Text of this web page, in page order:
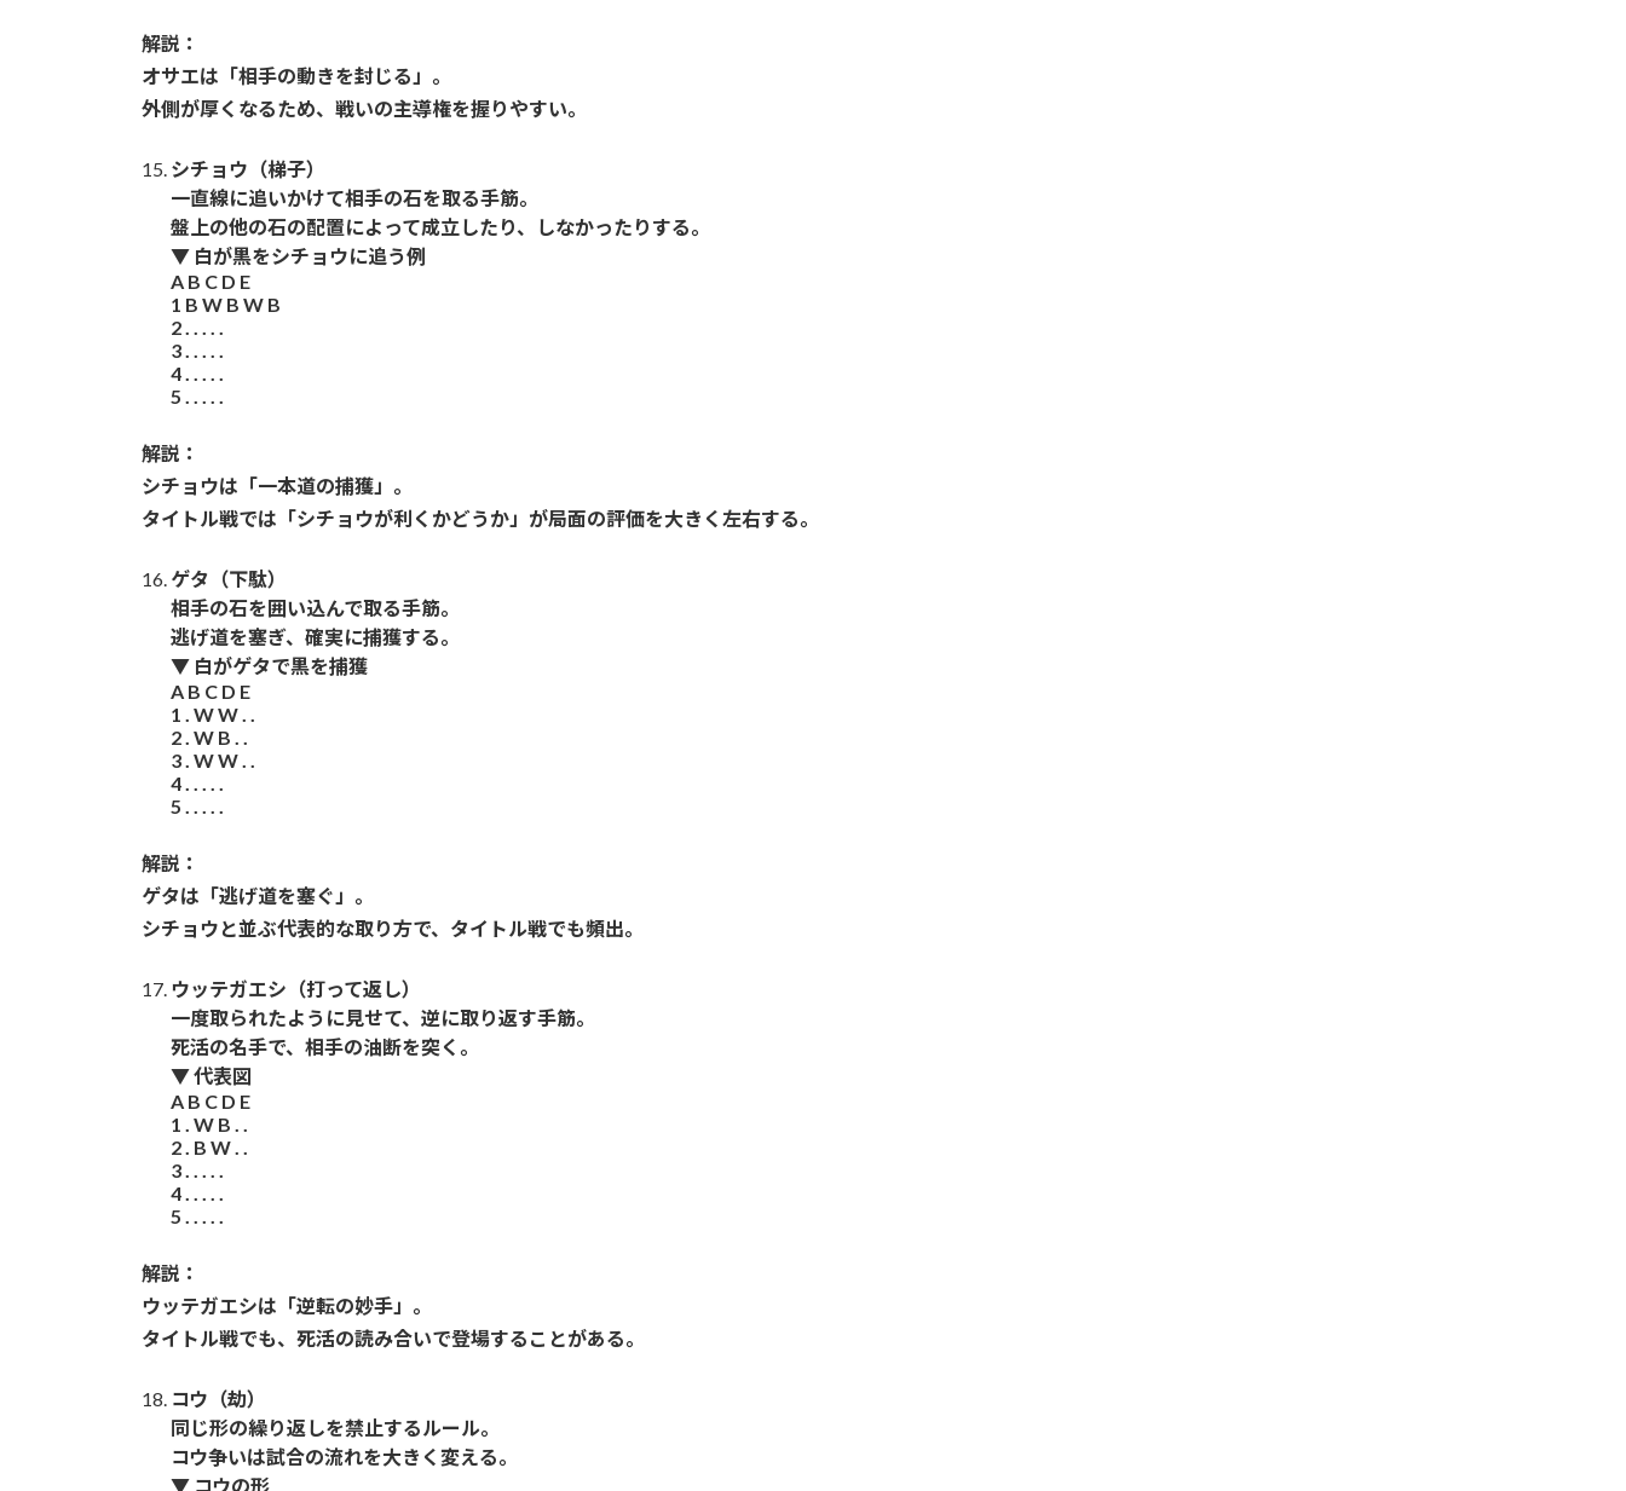
解説：
オサエは「相手の動きを封じる」。
外側が厚くなるため、戦いの主導権を握りやすい。
シチョウ（梯子）
一直線に追いかけて相手の石を取る手筋。
盤上の他の石の配置によって成立したり、しなかったりする。
▼ 白が黒をシチョウに追う例
A B C D E
1 B W B W B
2 . . . . .
3 . . . . .
4 . . . . .
5 . . . . .
解説：
シチョウは「一本道の捕獲」。
タイトル戦では「シチョウが利くかどうか」が局面の評価を大きく左右する。
ゲタ（下駄）
相手の石を囲い込んで取る手筋。
逃げ道を塞ぎ、確実に捕獲する。
▼ 白がゲタで黒を捕獲
A B C D E
1 . W W . .
2 . W B . .
3 . W W . .
4 . . . . .
5 . . . . .
解説：
ゲタは「逃げ道を塞ぐ」。
シチョウと並ぶ代表的な取り方で、タイトル戦でも頻出。
ウッテガエシ（打って返し）
一度取られたように見せて、逆に取り返す手筋。
死活の名手で、相手の油断を突く。
▼ 代表図
A B C D E
1 . W B . .
2 . B W . .
3 . . . . .
4 . . . . .
5 . . . . .
解説：
ウッテガエシは「逆転の妙手」。
タイトル戦でも、死活の読み合いで登場することがある。
コウ（劫）
同じ形の繰り返しを禁止するルール。
コウ争いは試合の流れを大きく変える。
▼ コウの形